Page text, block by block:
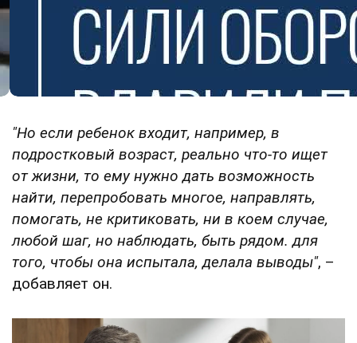
"Но если ребенок входит, например, в
подростковый возраст, реально что-то ищет
от жизни, то ему нужно дать возможность
найти, перепробовать многое, направлять,
помогать, не критиковать, ни в коем случае,
любой шаг, но наблюдать, быть рядом. для
того, чтобы она испытала, делала выводы", –
добавляет он.